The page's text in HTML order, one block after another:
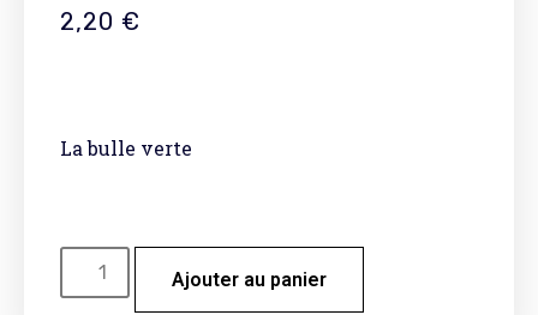
2,20 €
La bulle verte
Ajouter au panier